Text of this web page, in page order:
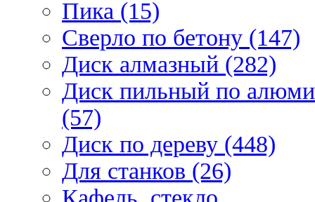
Пика (15)
Сверло по бетону (147)
Диск алмазный (282)
Диск пильный по
(57)
Диск по дереву (448)
Для станков (26)